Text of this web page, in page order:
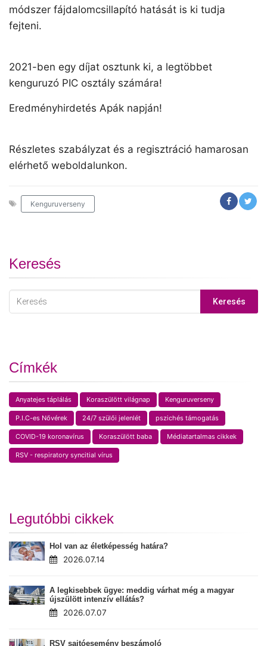
módszer fájdalomcsillapító hatását is ki tudja
fejteni.
2021-ben egy díjat osztunk ki, a legtöbbet
kenguruzó PIC osztály számára!
Eredményhirdetés Apák napján!
Részletes szabályzat és a regisztráció hamarosan
elérhető weboldalunkon.
Kenguruverseny
Keresés
Keresés
Címkék
Anyatejes táplálás Koraszülött világnap Kenguruverseny
P.I.C-es Nővérek 24/7 szülői jelenlét pszichés támogatás
COVID-19 koronavírus Koraszülött baba Médiatartalmas cikkek
RSV - respiratory syncitial vírus
Legutóbbi cikkek
Hol van az életképesség határa?
2026.07.14
A legkisebbek ügye: meddig várhat még a magyar
újszülött intenzív ellátás?
2026.07.07
RSV sajtóesemény beszámoló